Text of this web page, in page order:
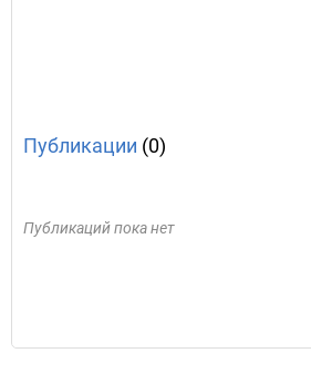
Публикации (0)
Публикаций пока нет